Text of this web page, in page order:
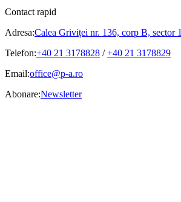
Contact rapid
Adresa:Calea Griviței nr. 136, corp B, sector 1
Telefon:+40 21 3178828 /+40 21 3178829
Email:office@p-a.ro
Abonare:Newsletter